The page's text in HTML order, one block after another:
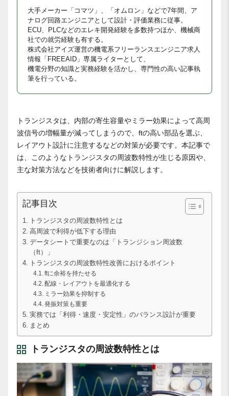
大手メーカー「コマツ」、「オムロン」などで7年間、ア
ナログ回路エンジニアとして設計・評価業務に従事。
ECU、PLCなどのエレキ開発経験を多数持つほか、機械商
社での就労経験も有する。
株式会社アイズ運営の機電系フリーランスエンジニア求人
情報「FREEAID」専属ライターとして、
機電分野の知識と実務経験を活かし、専門性の高い記事執
筆を行っている。
トランジスタは、内部の寄生容量やミラー効果によって高周
波信号の増幅量が減ってしまうので、ftの高い部品を選ぶ、
レイアウト設計に注意するなどの対策が必要です。本記事で
は、このようなトランジスタの周波数特性が生じる原因や、
主な対策方法などを技術者向けに解説します。
記事目次
トランジスタの周波数特性とは
高周波で利得が低下する理由
データシートで重要なのは「トランジション周波数
（ft）」
トランジスタの周波数特性改善におけるポイント
ftに余裕を持たせる
配線・レイアウトを最適化する
ミラー効果を抑制する
発振対策も重要
実務では「利得・速度・安定性」のバランス設計が重要
まとめ
トランジスタの周波数特性とは